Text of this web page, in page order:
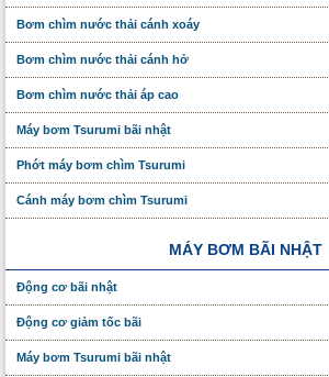
Bơm chìm nước thải cánh xoáy
Bơm chìm nước thải cánh hở
Bơm chìm nước thải áp cao
Máy bơm Tsurumi bãi nhật
Phớt máy bơm chìm Tsurumi
Cánh máy bơm chìm Tsurumi
MÁY BƠM BÃI NHẬT
Động cơ bãi nhật
Động cơ giảm tốc bãi
Máy bơm Tsurumi bãi nhật